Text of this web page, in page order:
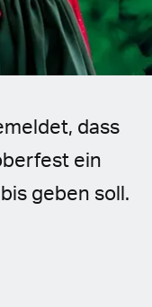
dass
ein
geben soll.